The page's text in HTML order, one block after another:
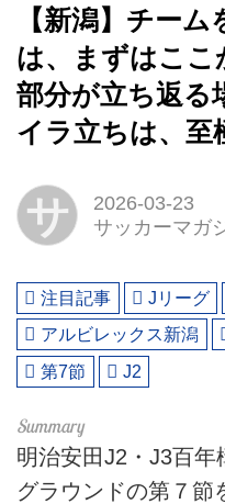
【新潟】チー
は、まずはここ
部分が立ち返
イラ立ちは、至
サ
2026-03-23
サッカーマガ
注目記事 Jリーグ
アルビレックス新潟
第7節
J2
明治安田J2・J3百
グラウンドの第７節